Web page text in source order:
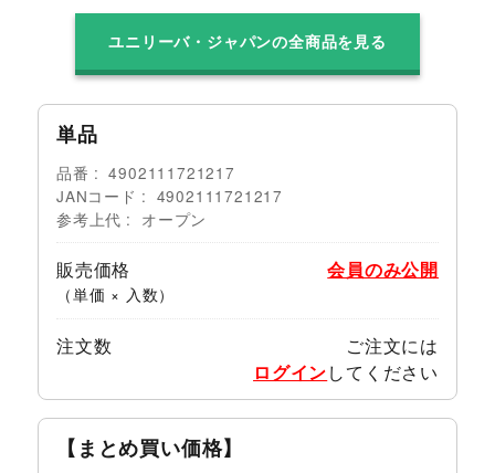
ユニリーバ・ジャパンの全商品を見る
単品
品番
4902111721217
JANコード
4902111721217
参考上代
オープン
販売価格
（単価 × 入数）
会員のみ公開
注文数
ご注文には
ログインしてください
【まとめ買い価格】